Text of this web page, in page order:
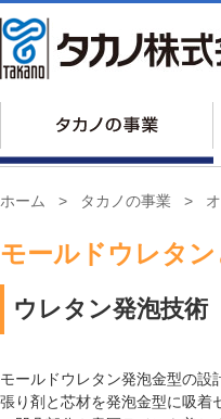
ホーム > タカノの事業 >
モールドウレタ
ウレタン発泡技術
モールドウレタン発泡金型の設
張り剤と芯材を発泡金型に吸着